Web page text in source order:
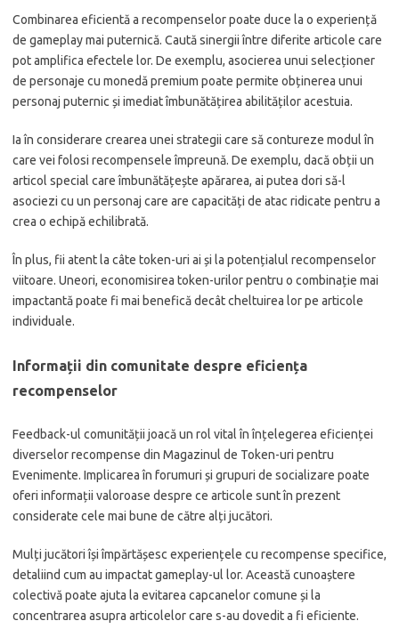
Combinarea eficientă a recompenselor poate duce la o experiență
de gameplay mai puternică. Caută sinergii între diferite articole care
pot amplifica efectele lor. De exemplu, asocierea unui selecționer
de personaje cu monedă premium poate permite obținerea unui
personaj puternic și imediat îmbunătățirea abilităților acestuia.
Ia în considerare crearea unei strategii care să contureze modul în
care vei folosi recompensele împreună. De exemplu, dacă obții un
articol special care îmbunătățește apărarea, ai putea dori să-l
asociezi cu un personaj care are capacități de atac ridicate pentru a
crea o echipă echilibrată.
În plus, fii atent la câte token-uri ai și la potențialul recompenselor
viitoare. Uneori, economisirea token-urilor pentru o combinație mai
impactantă poate fi mai benefică decât cheltuirea lor pe articole
individuale.
Informații din comunitate despre eficiența
recompenselor
Feedback-ul comunității joacă un rol vital în înțelegerea eficienței
diverselor recompense din Magazinul de Token-uri pentru
Evenimente. Implicarea în forumuri și grupuri de socializare poate
oferi informații valoroase despre ce articole sunt în prezent
considerate cele mai bune de către alți jucători.
Mulți jucători își împărtășesc experiențele cu recompense specifice,
detaliind cum au impactat gameplay-ul lor. Această cunoaștere
colectivă poate ajuta la evitarea capcanelor comune și la
concentrarea asupra articolelor care s-au dovedit a fi eficiente.